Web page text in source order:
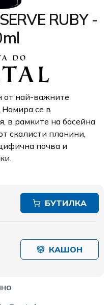
RUBY -
от най-важните
Намира се в
в рамките на басейна
скалисти планини,
почва и
БУТИЛКА
КАШОН